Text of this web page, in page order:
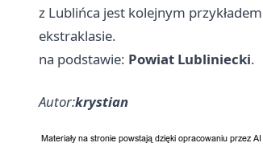
z Lublińca jest kolejnym
ekstraklasie.
na podstawie: Powiat Lubliniecki.
Autor:krystian